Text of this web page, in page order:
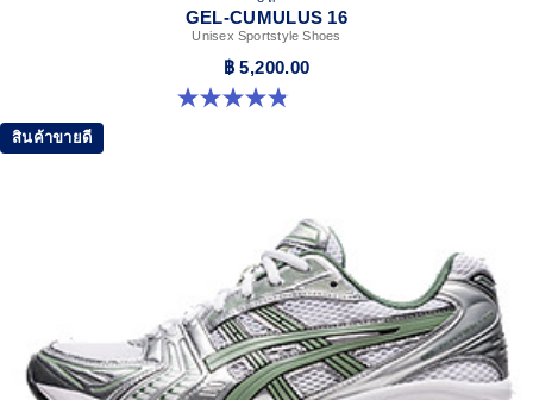
GEL-CUMULUS 16
Unisex Sportstyle Shoes
฿ 5,200.00
4.8 จาก 5 ดาว 224 รีวิว
สินค้าขายดี